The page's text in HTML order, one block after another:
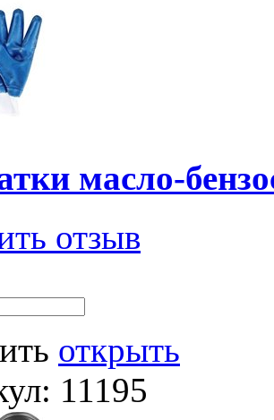
масло-
отзыв
открыть
11195